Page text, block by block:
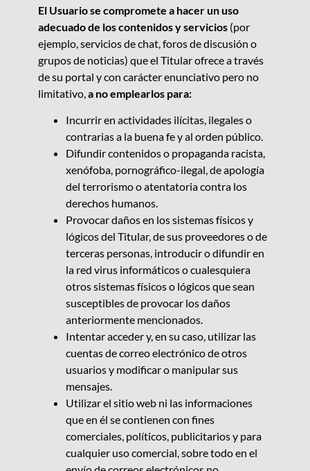
El Usuario se compromete a hacer un uso
adecuado de los contenidos y servicios(por
ejemplo, servicios de chat, foros de discusión o
grupos de noticias) que el Titular ofrece a través
de su portal y con carácter enunciativo pero no
limitativo,a no emplearlos para:
Incurrir en actividades ilícitas, ilegales o
contrarias a la buena fe y al orden público.
Difundir contenidos o propaganda racista,
xenófoba, pornográfico-ilegal, de apología
del terrorismo o atentatoria contra los
derechos humanos.
Provocar daños en los sistemas físicos y
lógicos del Titular, de sus proveedores o de
terceras personas, introducir o difundir en
la red virus informáticos o cualesquiera
otros sistemas físicos o lógicos que sean
susceptibles de provocar los daños
anteriormente mencionados.
Intentar acceder y, en su caso, utilizar las
cuentas de correo electrónico de otros
usuarios y modificar o manipular sus
mensajes.
Utilizar el sitio web ni las informaciones
que en él se contienen con fines
comerciales, políticos, publicitarios y para
cualquier uso comercial, sobre todo en el